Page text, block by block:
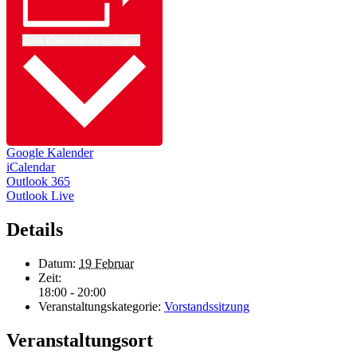
Google Kalender
iCalendar
Outlook 365
Outlook Live
Details
Datum: 19 Februar
Zeit:
18:00 - 20:00
Veranstaltungskategorie: Vorstandssitzung
Veranstaltungsort